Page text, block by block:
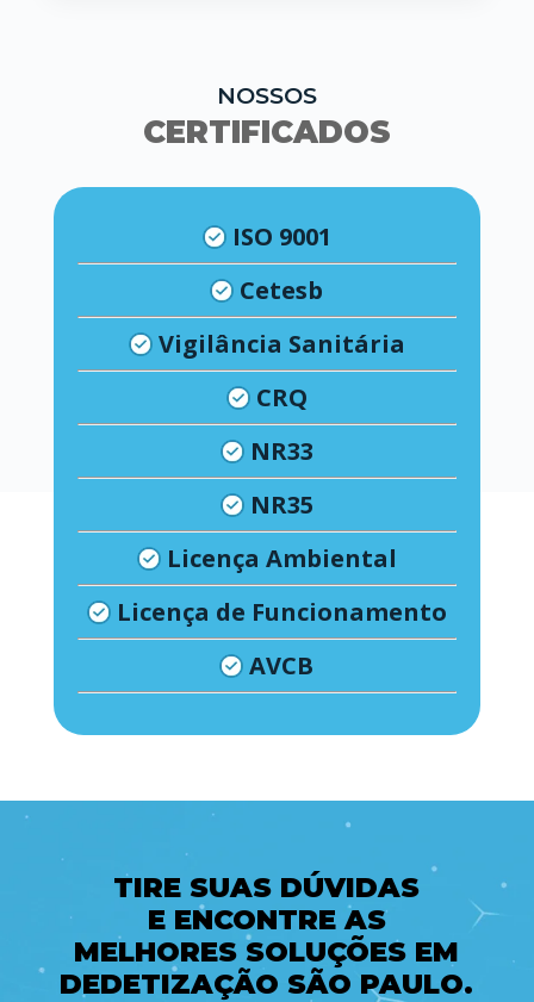
NOSSOS
CERTIFICADOS
ISO 9001
Cetesb
Vigilância Sanitária
CRQ
NR33
NR35
Licença Ambiental
Licença de Funcionamento
AVCB
TIRE SUAS DÚVIDAS
E ENCONTRE AS
MELHORES SOLUÇÕES EM
DEDETIZAÇÃO SÃO PAULO.